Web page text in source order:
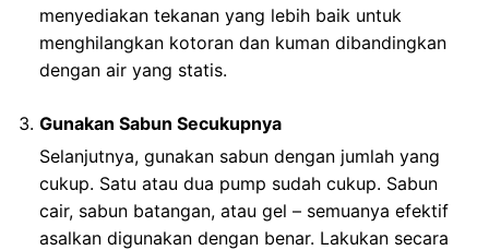
menyediakan tekanan yang lebih baik untuk
menghilangkan kotoran dan kuman dibandingkan
dengan air yang statis.
Gunakan Sabun Secukupnya
Selanjutnya, gunakan sabun dengan jumlah yang
cukup. Satu atau dua pump sudah cukup. Sabun
cair, sabun batangan, atau gel – semuanya efektif
asalkan digunakan dengan benar. Lakukan secara